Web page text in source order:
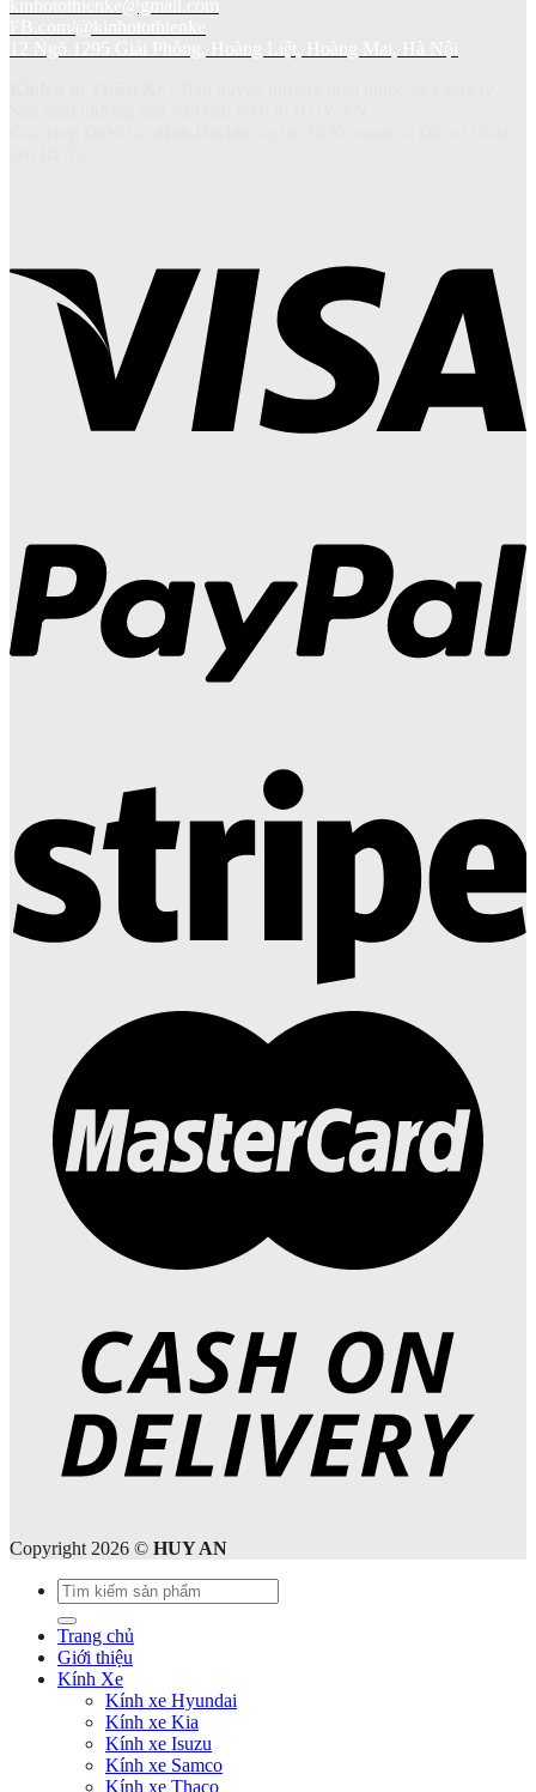
Copyright 2026 © HUY AN
Tìm
kiếm:
Trang chủ
Giới thiệu
Kính Xe
Kính xe Hyundai
Kính xe Kia
Kính xe Isuzu
Kính xe Samco
Kính xe Thaco